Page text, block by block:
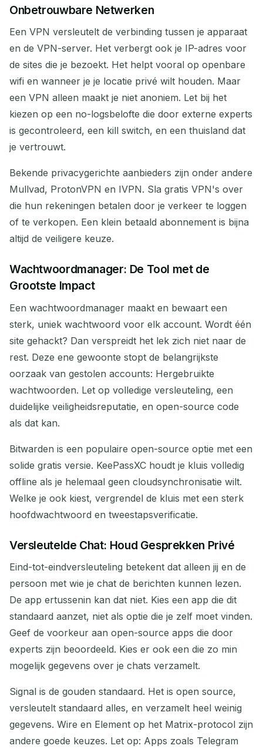
Onbetrouwbare Netwerken
Een VPN versleutelt de verbinding tussen je apparaat
en de VPN-server. Het verbergt ook je IP-adres voor
de sites die je bezoekt. Het helpt vooral op openbare
wifi en wanneer je je locatie privé wilt houden. Maar
een VPN alleen maakt je niet anoniem. Let bij het
kiezen op een no-logsbelofte die door externe experts
is gecontroleerd, een kill switch, en een thuisland dat
je vertrouwt.
Bekende privacygerichte aanbieders zijn onder andere
Mullvad, ProtonVPN en IVPN. Sla gratis VPN's over
die hun rekeningen betalen door je verkeer te loggen
of te verkopen. Een klein betaald abonnement is bijna
altijd de veiligere keuze.
Wachtwoordmanager: De Tool met de
Grootste Impact
Een wachtwoordmanager maakt en bewaart een
sterk, uniek wachtwoord voor elk account. Wordt één
site gehackt? Dan verspreidt het lek zich niet naar de
rest. Deze ene gewoonte stopt de belangrijkste
oorzaak van gestolen accounts: Hergebruikte
wachtwoorden. Let op volledige versleuteling, een
duidelijke veiligheidsreputatie, en open-source code
als dat kan.
Bitwarden is een populaire open-source optie met een
solide gratis versie. KeePassXC houdt je kluis volledig
offline als je helemaal geen cloudsynchronisatie wilt.
Welke je ook kiest, vergrendel de kluis met een sterk
hoofdwachtwoord en tweestapsverificatie.
Versleutelde Chat: Houd Gesprekken Privé
Eind-tot-eindversleuteling betekent dat alleen jij en de
persoon met wie je chat de berichten kunnen lezen.
De app ertussenin kan dat niet. Kies een app die dit
standaard aanzet, niet als optie die je zelf moet vinden.
Geef de voorkeur aan open-source apps die door
experts zijn beoordeeld. Kies er ook een die zo min
mogelijk gegevens over je chats verzamelt.
Signal is de gouden standaard. Het is open source,
versleutelt standaard alles, en verzamelt heel weinig
gegevens. Wire en Element op het Matrix-protocol zijn
andere goede keuzes. Let op: Apps zoals Telegram